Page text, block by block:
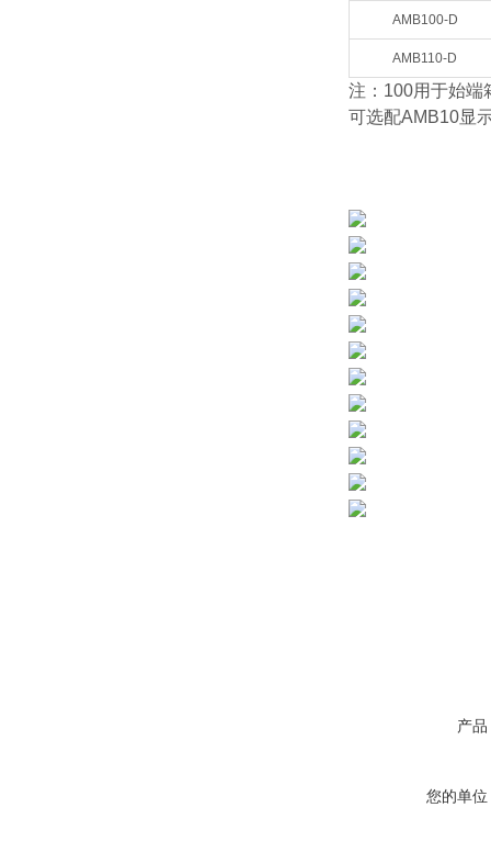
AMB100-D
AMB110-D
注：100用于始端
可选配AMB10显
产品
您的单位